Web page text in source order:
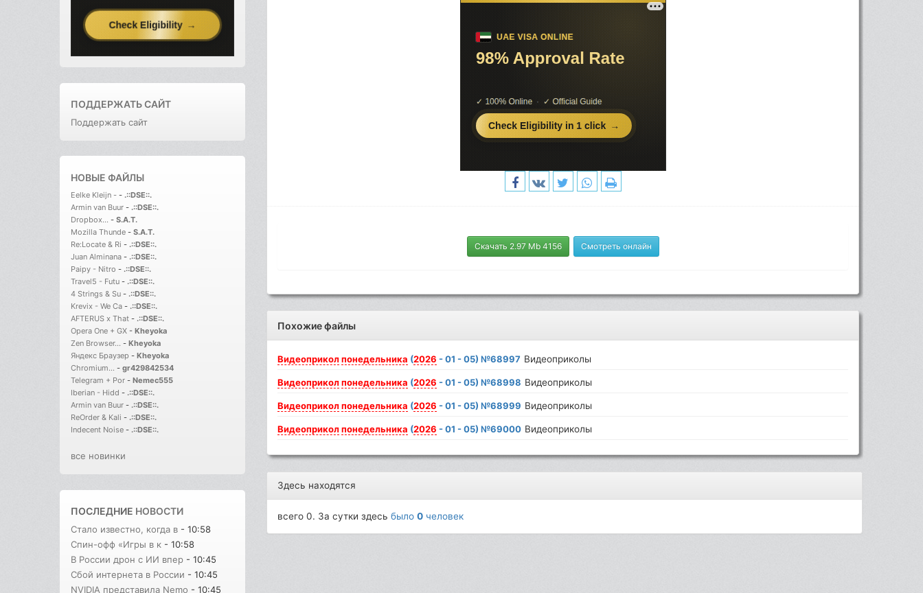
ПОДДЕРЖАТЬ САЙТ
Поддержать сайт
НОВЫЕ ФАЙЛЫ
Eelke Kleijn - - .::DSE::.
Armin van Buur - .::DSE::.
Dropbox... - S.A.T.
Mozilla Thunde - S.A.T.
Re:Locate & Ri - .::DSE::.
Juan Alminana - .::DSE::.
Paipy - Nitro - .::DSE::.
Travel5 - Futu - .::DSE::.
4 Strings & Su - .::DSE::.
Krevix - We Ca - .::DSE::.
AFTERUS x That - .::DSE::.
Opera One + GX - Kheyoka
Zen Browser... - Kheyoka
Яндекс Браузер - Kheyoka
Chromium... - gr429842534
Telegram + Por - Nemec555
Iberian - Hidd - .::DSE::.
Armin van Buur - .::DSE::.
ReOrder & Kali - .::DSE::.
Indecent Noise - .::DSE::.
все новинки
ПОСЛЕДНИЕ НОВОСТИ
Стало известно, когда в - 10:58
Спин-офф «Игры в к - 10:58
В России дрон с ИИ впер - 10:45
Сбой интернета в России - 10:45
NVIDIA представила Nemo - 10:45
Скачать 2.97 Mb 4156 Смотреть онлайн
Похожие файлы
Видеоприколпонедельника (2026 - 01 - 05) №68997 Видеоприколы
Видеоприколпонедельника (2026 - 01 - 05) №68998 Видеоприколы
Видеоприколпонедельника (2026 - 01 - 05) №68999 Видеоприколы
Видеоприколпонедельника (2026 - 01 - 05) №69000 Видеоприколы
Здесь находятся
всего 0. За сутки здесьбыло0 человек